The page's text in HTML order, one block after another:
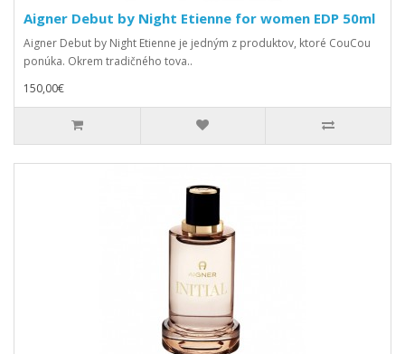
Aigner Debut by Night Etienne for women EDP 50ml
Aigner Debut by Night Etienne je jedným z produktov, ktoré CouCou
ponúka. Okrem tradičného tova..
150,00€